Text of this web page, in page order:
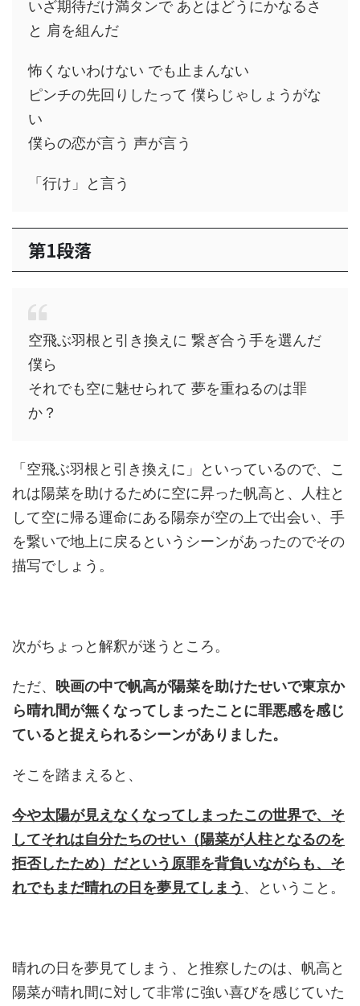
いざ期待だけ満タンで あとはどうにかなるさ
と 肩を組んだ
怖くないわけない でも止まんない
ピンチの先回りしたって 僕らじゃしょうがな
い
僕らの恋が言う 声が言う
「行け」と言う
第1段落
空飛ぶ羽根と引き換えに 繋ぎ合う手を選んだ
僕ら
それでも空に魅せられて 夢を重ねるのは罪
か？
「空飛ぶ羽根と引き換えに」といっているので、こ
れは陽菜を助けるために空に昇った帆高と、人柱と
して空に帰る運命にある陽奈が空の上で出会い、手
を繋いで地上に戻るというシーンがあったのでその
描写でしょう。
次がちょっと解釈が迷うところ。
ただ、 映画の中で帆高が陽菜を助けたせいで東京か
ら晴れ間が無くなってしまったことに罪悪感を感じ
ていると捉えられるシーンがありました。
そこを踏まえると、
今や太陽が見えなくなってしまったこの世界で、そ
してそれは自分たちのせい（陽菜が人柱となるのを
拒否したため）だという原罪を背負いながらも、そ
れでもまだ晴れの日を夢見てしまう 、ということ。
晴れの日を夢見てしまう、と推察したのは、帆高と
陽菜が晴れ間に対して非常に強い喜びを感じていた